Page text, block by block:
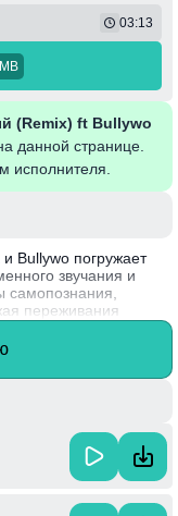
03:13
(Remix) ft Bullywo
данной странице.
исполнителя.
Bullywo погружает
звучания и
самопознания,
переживания
жизни. Музыка и
который
хип-хоп-сцены,
стиль и
сделало его одним